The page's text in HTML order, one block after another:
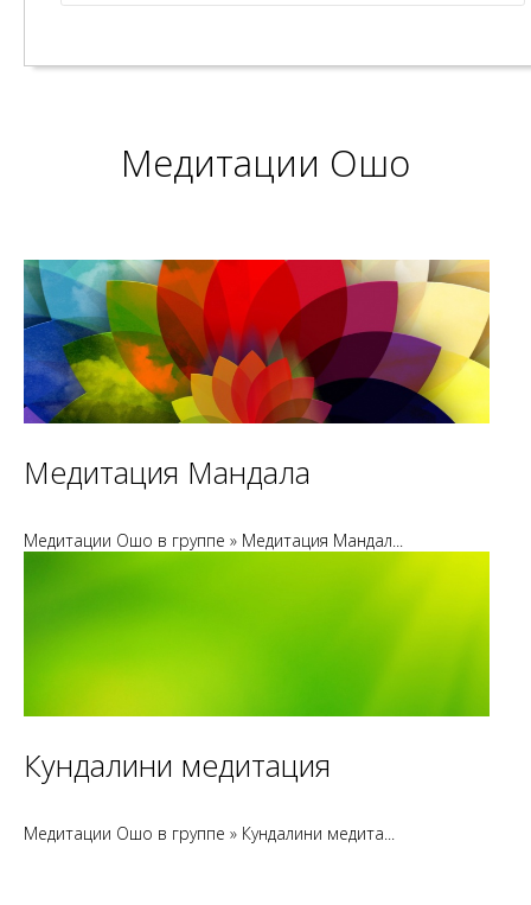
Медитации Ошо
Медитация Мандала
Медитации Ошо в группе » Медитация Мандал...
Кундалини медитация
Медитации Ошо в группе » Кундалини медита...